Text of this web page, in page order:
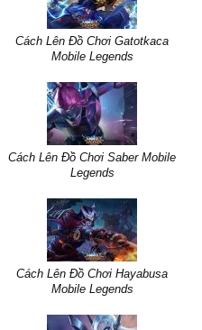
Cách Lên Đồ Chơi Gatotkaca
Mobile Legends
Cách Lên Đồ Chơi Saber Mobile
Legends
Cách Lên Đồ Chơi Hayabusa
Mobile Legends